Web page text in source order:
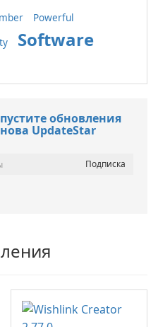
Powerful
Software
обновления
UpdateStar